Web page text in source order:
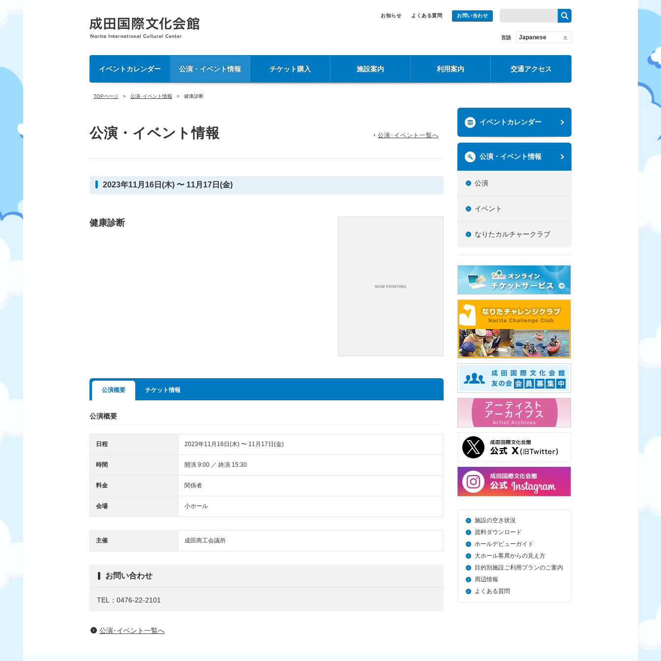
お知らせ よくある質問 お問い合わせ
言語 Japanese
イベントカレンダー 公演・イベント情報 チケット購入 施設案内 利用案内 交通アクセス
TOPページ 公演･イベント情報 健康診断
公演・イベント情報 公演･イベント一覧へ
2023年11月16日(木) 〜 11月17日(金)
健康診断
公演概要 チケット情報
公演概要
日程 2023年11月16日(木) 〜 11月17日(金)
時間 開演 9:00 ／ 終演 15:30
料金 関係者
会場 小ホール
主催 成田商工会議所
お問い合わせ
TEL：0476-22-2101
公演･イベント一覧へ
イベントカレンダー
公演・イベント情報
公演
イベント
なりたカルチャークラブ
施設の空き状況
資料ダウンロード
ホールデビューガイド
大ホール客席からの見え方
目的別施設ご利用プランのご案内
周辺情報
よくある質問